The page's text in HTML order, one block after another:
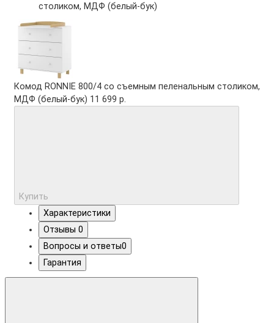
столиком, МДФ (белый-бук)
Комод RONNIE 800/4 со съемным пеленальным столиком,
МДФ (белый-бук) 11 699 р.
Купить
Характеристики
Отзывы 0
Вопросы и ответы0
Гарантия